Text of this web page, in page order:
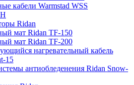
кабели Warmstad WSS
Ridan
мат Ridan TF-150
мат Ridan TF-200
нагревательный кабель
15
антиобледенения Ridan Snow-